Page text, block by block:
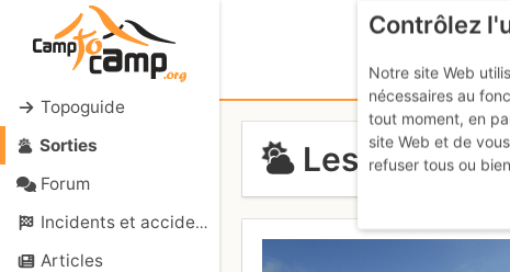
Topoguide
Sorties
Forum
Incidents et accidents
Articles
Les Monges
Contrôlez
Notre site Web
nécessaires au
tout moment, en
site Web et de
refuser tous ou bien